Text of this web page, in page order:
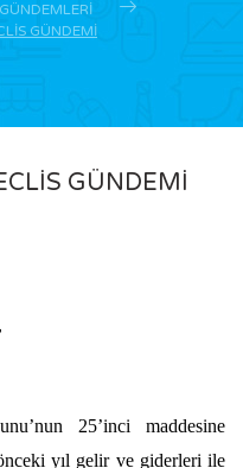
GÜNDEMİ
GÜNDEMİ
25’inci maddesine
yıl gelir ve giderleri ile